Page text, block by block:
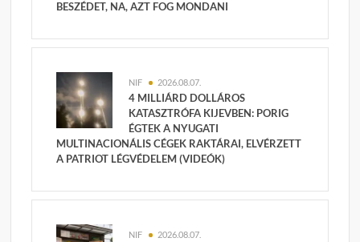
BESZÉDET, NA, AZT FOG MONDANI
NIF 2026.08.07.
4 MILLIÁRD DOLLÁROS
KATASZTRÓFA KIJEVBEN: PORIG
ÉGTEK A NYUGATI
MULTINACIONÁLIS CÉGEK RAKTÁRAI, ELVÉRZETT
A PATRIOT LÉGVÉDELEM (VIDEÓK)
NIF 2026.08.07.